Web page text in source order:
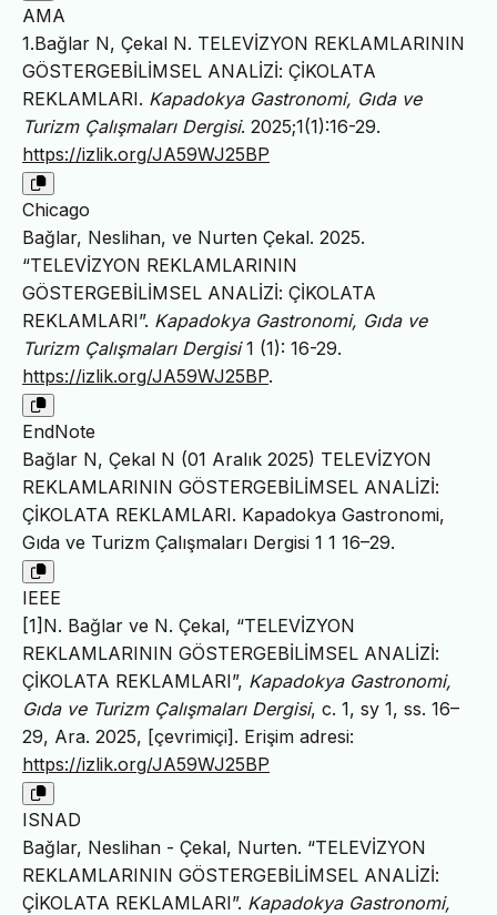
AMA
1.Bağlar N, Çekal N. TELEVİZYON REKLAMLARININ
GÖSTERGEBİLİMSEL ANALİZİ: ÇİKOLATA
REKLAMLARI. Kapadokya Gastronomi, Gıda ve
Turizm Çalışmaları Dergisi. 2025;1(1):16-29.
https://izlik.org/JA59WJ25BP
Chicago
Bağlar, Neslihan, ve Nurten Çekal. 2025.
“TELEVİZYON REKLAMLARININ
GÖSTERGEBİLİMSEL ANALİZİ: ÇİKOLATA
REKLAMLARI”. Kapadokya Gastronomi, Gıda ve
Turizm Çalışmaları Dergisi1 (1): 16-29.
https://izlik.org/JA59WJ25BP.
EndNote
Bağlar N, Çekal N (01 Aralık 2025) TELEVİZYON
REKLAMLARININ GÖSTERGEBİLİMSEL ANALİZİ:
ÇİKOLATA REKLAMLARI. Kapadokya Gastronomi,
Gıda ve Turizm Çalışmaları Dergisi 1 1 16–29.
IEEE
[1]N. Bağlar ve N. Çekal, “TELEVİZYON
REKLAMLARININ GÖSTERGEBİLİMSEL ANALİZİ:
ÇİKOLATA REKLAMLARI”, Kapadokya Gastronomi,
Gıda ve Turizm Çalışmaları Dergisi, c. 1, sy 1, ss. 16–
29, Ara. 2025, [çevrimiçi]. Erişim adresi:
https://izlik.org/JA59WJ25BP
ISNAD
Bağlar, Neslihan - Çekal, Nurten. “TELEVİZYON
REKLAMLARININ GÖSTERGEBİLİMSEL ANALİZİ:
ÇİKOLATA REKLAMLARI”. Kapadokya Gastronomi,